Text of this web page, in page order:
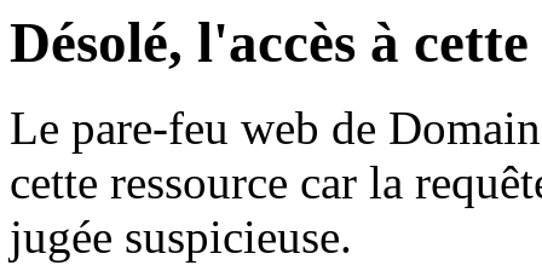
Désolé, l'accès à
Le pare-feu web de
cette ressource car la
jugée suspicieuse.